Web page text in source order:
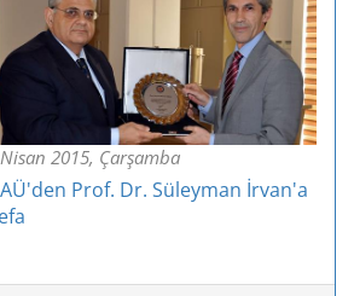
2015, Çarşamba
Prof. Dr. Süleyman İrvan'a